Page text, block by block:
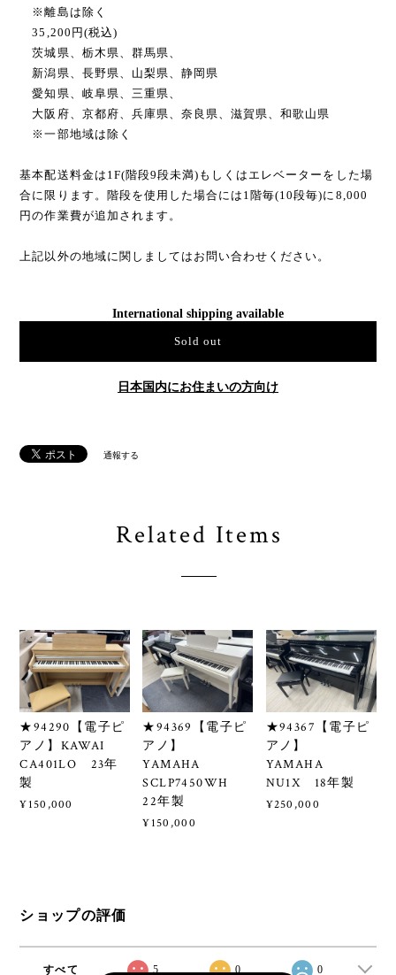
※離島は除く
35,200円(税込)
茨城県、栃木県、群馬県、
新潟県、長野県、山梨県、静岡県
愛知県、岐阜県、三重県、
大阪府、京都府、兵庫県、奈良県、滋賀県、和歌山県
※一部地域は除く
基本配送料金は1F(階段9段未満)もしくはエレベーターをした場
合に限ります。階段を使用した場合には1階毎(10段毎)に8,000
円の作業費が追加されます。
上記以外の地域に関しましてはお問い合わせください。
International shipping available
Sold out
日本国内にお住まいの方向け
通報する
Related Items
★94290【電子ピ
アノ】KAWAI
CA401LO 23年
製
¥150,000
★94369【電子ピ
アノ】
YAMAHA
SCLP7450WH
22年製
¥150,000
★94367【電子ピ
アノ】
YAMAHA
NU1X 18年製
¥250,000
ショップの評価
すべて 5 0 0